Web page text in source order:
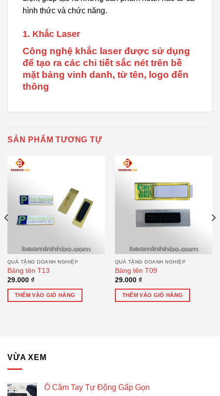
hình thức và chức năng.
1. Khắc Laser
Công nghệ khắc laser được sử dụng
để tạo ra các chi tiết sắc nét trên bề
mặt bảng vinh danh, từ tên, logo đến
thông
SẢN PHẨM TƯƠNG TỰ
QUÀ TẶNG DOANH NGHIỆP
Bảng tên T13
29.000 ₫
THÊM VÀO GIỎ HÀNG
QUÀ TẶNG DOANH NGHIỆP
Bảng tên T09
29.000 ₫
THÊM VÀO GIỎ HÀNG
VỪA XEM
Ô Cầm Tay Tự Động Gấp Gọn